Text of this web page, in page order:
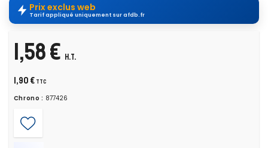
Prix exclus web
Tarif appliqué uniquement sur afdb.fr
1,58 € H.T.
1,90 € TTC
Chrono : 877426